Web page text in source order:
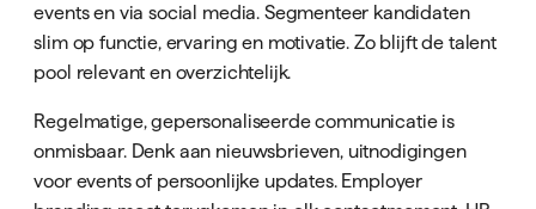
events en via social media. Segmenteer kandidaten
slim op functie, ervaring en motivatie. Zo blijft de talent
pool relevant en overzichtelijk.
Regelmatige, gepersonaliseerde communicatie is
onmisbaar. Denk aan nieuwsbrieven, uitnodigingen
voor events of persoonlijke updates. Employer